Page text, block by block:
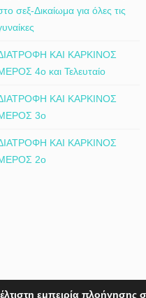
σεξ-Δικαίωμα για όλες τις
ΚΑΙ ΚΑΡΚΙΝΟΣ
4ο και Τελευταίο
ΚΑΙ ΚΑΡΚΙΝΟΣ
3ο
ΚΑΙ ΚΑΡΚΙΝΟΣ
2ο
εμπειρία πλοήγησης